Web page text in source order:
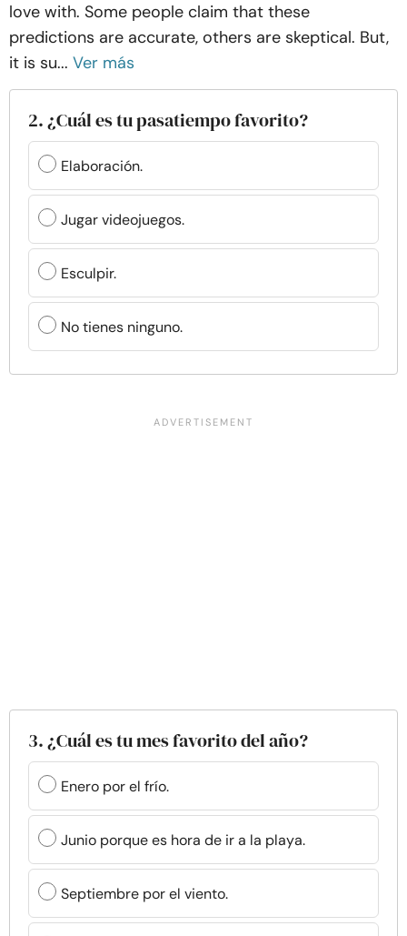
love with. Some people claim that these
predictions are accurate, others are skeptical. But,
it is su... Ver más
2. ¿Cuál es tu pasatiempo favorito?
Elaboración.
Jugar videojuegos.
Esculpir.
No tienes ninguno.
3. ¿Cuál es tu mes favorito del año?
Enero por el frío.
Junio porque es hora de ir a la playa.
Septiembre por el viento.